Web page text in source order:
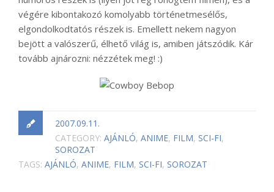
végére kibontakozó komolyabb történetmesélős,
elgondolkodtatós részek is. Emellett nekem nagyon
bejött a valószerű, élhető világ is, amiben játszódik. Kár
tovább ajnározni: nézzétek meg! :)
2007.09.11.
CATEGORY: AJÁNLÓ, ANIME, FILM, SCI-FI,
SOROZAT
TAGS: AJÁNLÓ, ANIME, FILM, SCI-FI, SOROZAT